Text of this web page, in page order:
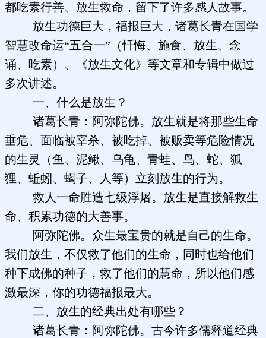
都吃素行善、放生救命，留下了许多感人故事。
放生功德巨大，福报巨大，诸葛长青在国学
智慧改命运“五合一”（忏悔、施食、放生、念
诵、吃素）、《放生文化》等文章和专辑中做过
多次讲述。
一、什么是放生？
诸葛长青：阿弥陀佛。放生就是将那些生命
垂危、面临被宰杀、被吃掉、被贩卖等危险情况
的生灵（鱼、泥鳅、乌龟、青蛙、鸟、蛇、狐
狸、蚯蚓、蝎子、人等）立刻放生的行为。
救人一命胜造七级浮屠。放生是直接解救生
命、积累功德的大善事。
阿弥陀佛。众生最宝贵的就是自己的生命。
我们放生，不仅救了他们的生命，同时也给他们
种下成佛的种子，救了他们的慧命，所以他们感
激最深，你的功德福报最大。
二、放生的经典出处有哪些？
诸葛长青：阿弥陀佛。古今许多儒释道经典